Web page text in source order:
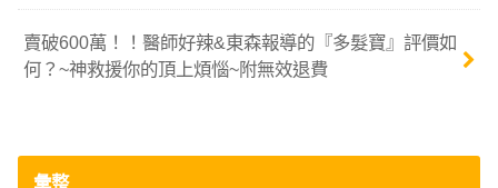
賣破600萬！！醫師好辣&東森報導的『多髮寶』評價如
何？~神救援你的頂上煩惱~附無效退費
彙整